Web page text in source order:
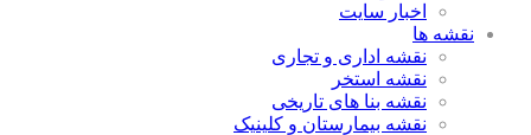
اخبار سایت
نقشه ها
نقشه اداری و تجاری
نقشه استخر
نقشه بنا های تاریخی
نقشه بیمارستان و کلینیک